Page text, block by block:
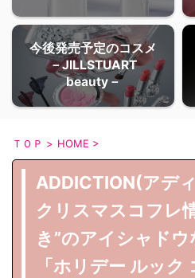
今後発売予定のコスメ
－JILLSTUART
beauty－
ＴＯＰ > HOME >
ADDICTION(アデ
クリスマスコフレ
き”のアイシャド
「ホリデー ルッ